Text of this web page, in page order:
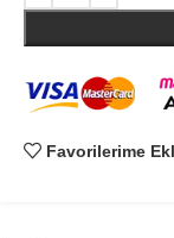
Favorilerime